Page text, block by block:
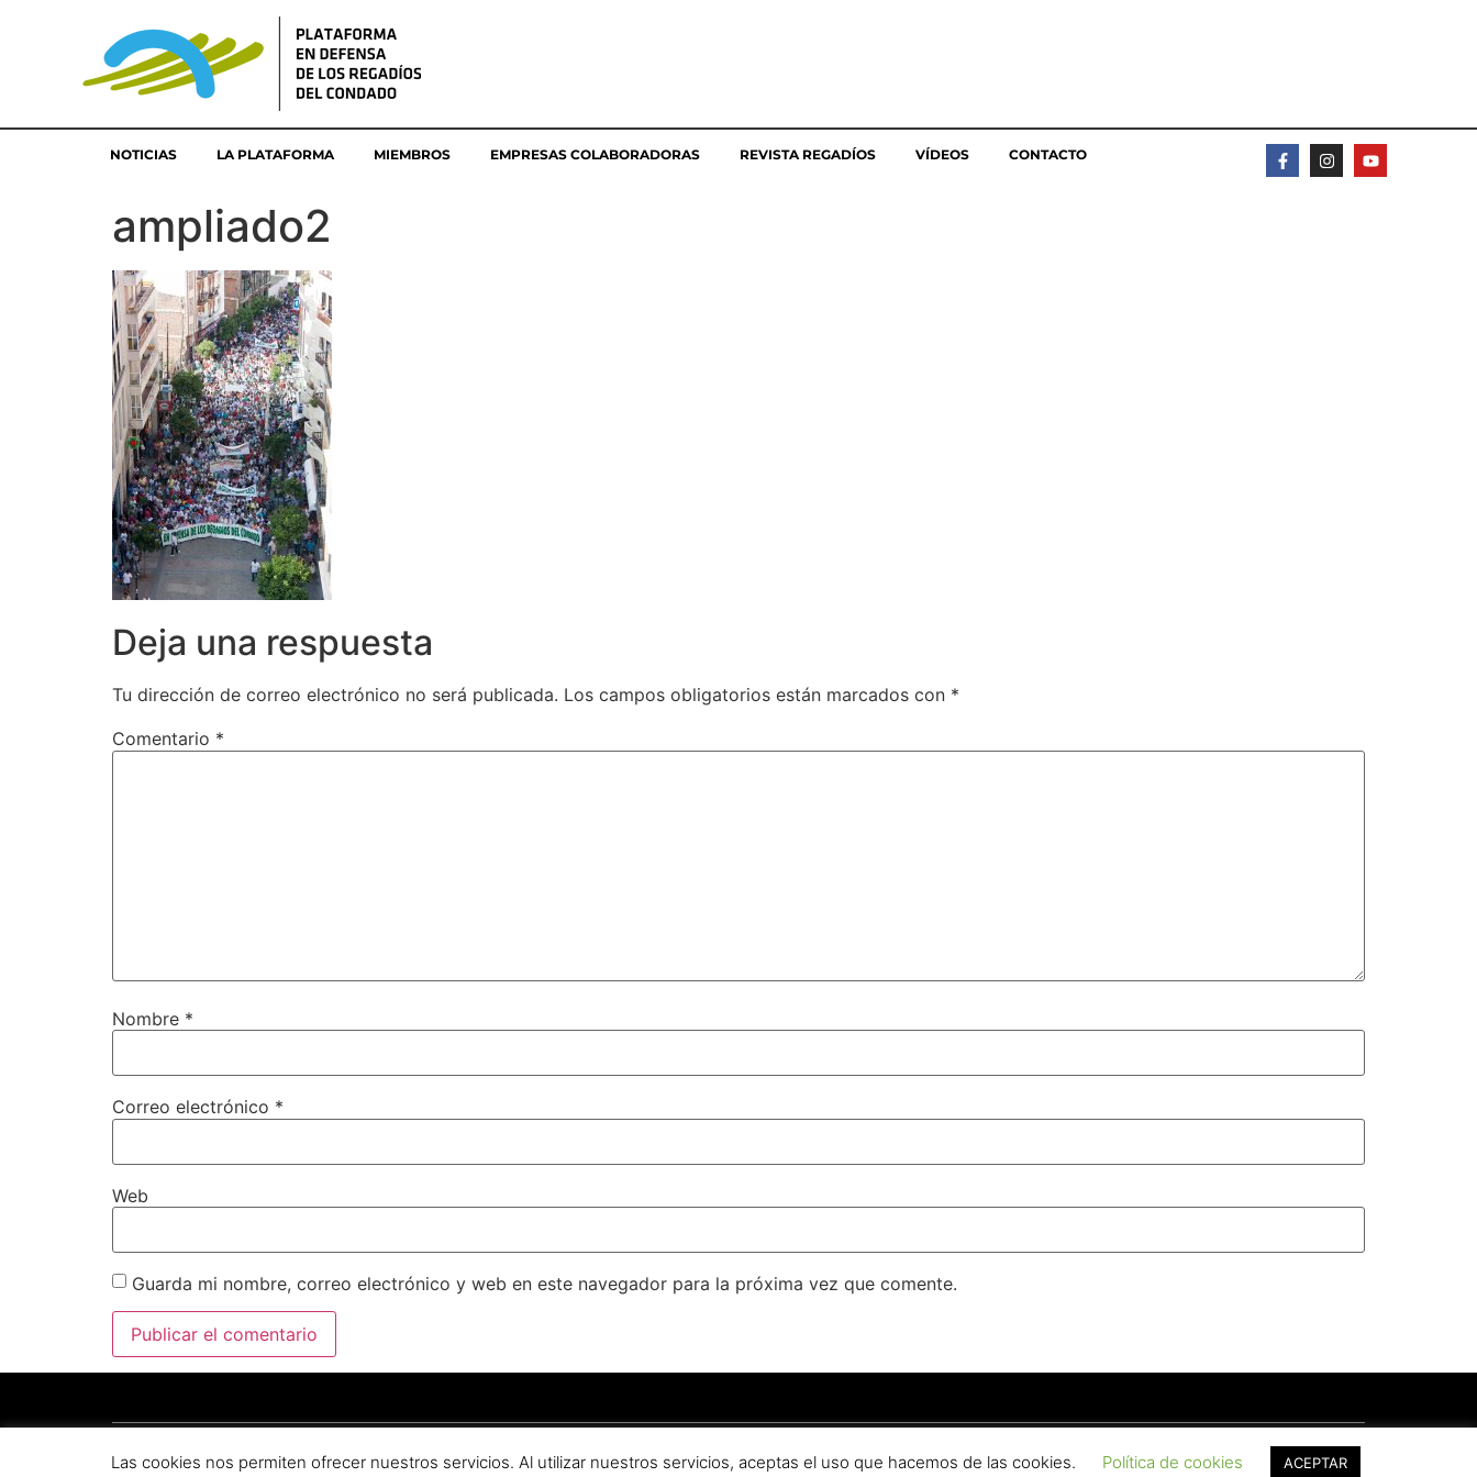
NOTICIAS LA PLATAFORMA MIEMBROS EMPRESAS COLABORADORAS REVISTA REGADÍOS VÍDEOS CONTACTO
ampliado2
Deja una respuesta
Tu dirección de correo electrónico no será publicada. Los campos obligatorios están marcados con *
Comentario *
Nombre *
Correo electrónico *
Web
Guarda mi nombre, correo electrónico y web en este navegador para la próxima vez que comente.
Las cookies nos permiten ofrecer nuestros servicios. Al utilizar nuestros servicios, aceptas el uso que hacemos de las cookies. Política de cookies ACEPTAR